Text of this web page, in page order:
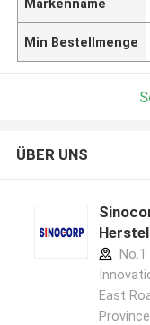
Markenname
Min Bestellmenge
ÜBER UNS
East